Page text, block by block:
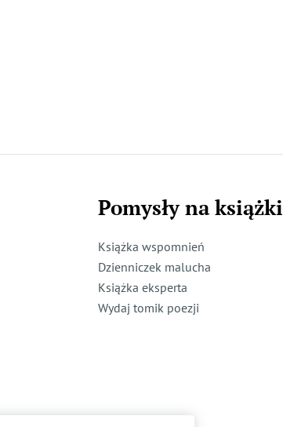
Pomysły na książki
Książka wspomnień
Dzienniczek malucha
Książka eksperta
Wydaj tomik poezji